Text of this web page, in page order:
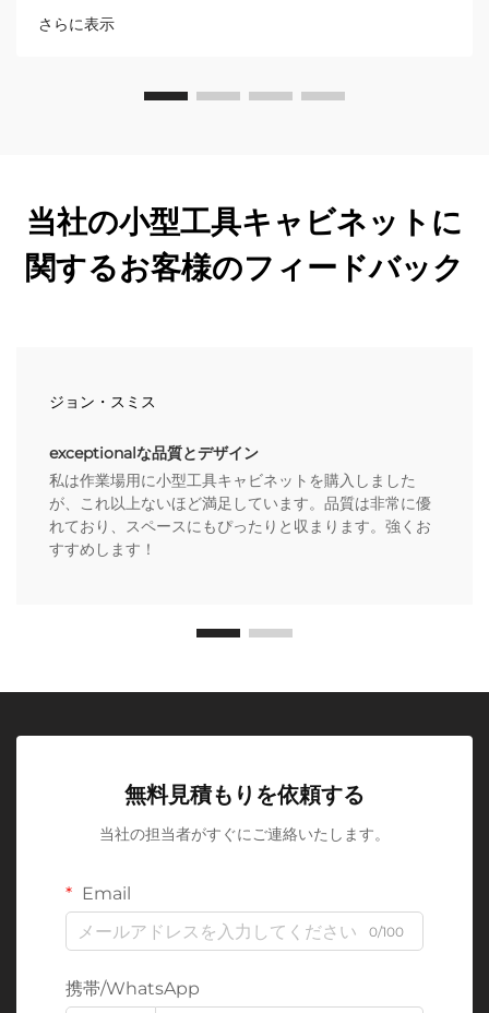
しましょう。高価な崩壊事故を防ぐために、今すぐ詳細な比
較をご覧ください。
さらに表示
当社の小型工具キャビネットに
関するお客様のフィードバック
ジョン・スミス
exceptionalな品質とデザイン
私は作業場用に小型工具キャビネットを購入しました
が、これ以上ないほど満足しています。品質は非常に優
れており、スペースにもぴったりと収まります。強くお
すすめします！
無料見積もりを依頼する
当社の担当者がすぐにご連絡いたします。
Email
0/100
携帯/WhatsApp